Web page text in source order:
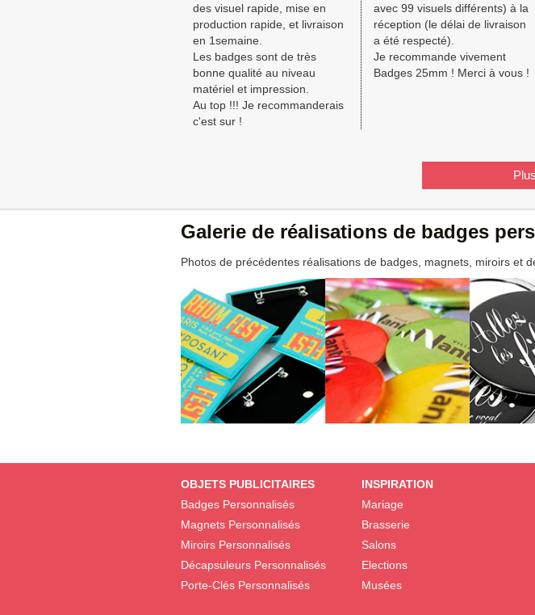
des visuel rapide, mise en
production rapide, et livraison
en 1semaine.
Les badges sont de très
bonne qualité au niveau
matériel et impression.
Au top !!! Je recommanderais
c'est sur !
avec 99 visuels différents) à la
réception (le délai de livraison
a été respecté).
Je recommande vivement
Badges 25mm ! Merci à vous !
Galerie de réalisations de badges
Photos de précédentes réalisations de badges, magnets, miroirs et
OBJETS PUBLICITAIRES
Badges Personnalisés
Magnets Personnalisés
Miroirs Personnalisés
Décapsuleurs Personnalisés
Porte-Clés Personnalisés
INSPIRATION
Mariage
Brasserie
Salons
Elections
Musées